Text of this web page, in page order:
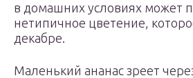
в домашних условиях может
нетипичное цветение,
декабре.
Маленький ананас зреет